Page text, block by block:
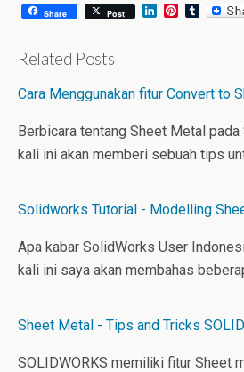
Share Post
L
I
P
e
t
T
Related Posts
Cara Menggunakan fitur Convert to
Berbicara tentang Sheet Metal
kali ini akan memberi sebuah tips
Solidworks Tutorial - Modelling
Apa kabar SolidWorks User
kali ini saya akan membahas
Sheet Metal - Tips and Tricks
SOLIDWORKS memiliki fitur Sheet